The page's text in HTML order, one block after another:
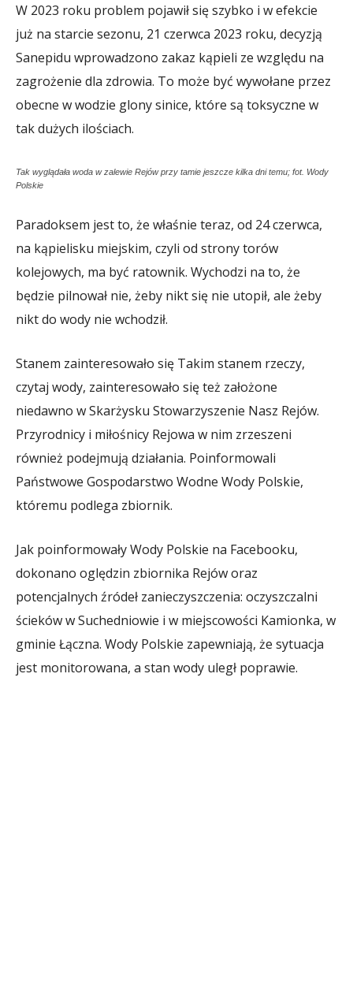
W 2023 roku problem pojawił się szybko i w efekcie
już na starcie sezonu, 21 czerwca 2023 roku, decyzją
Sanepidu wprowadzono zakaz kąpieli ze względu na
zagrożenie dla zdrowia. To może być wywołane przez
obecne w wodzie glony sinice, które są toksyczne w
tak dużych ilościach.
Tak wyglądała woda w zalewie Rejów przy tamie jeszcze kilka dni temu; fot. Wody
Polskie
Paradoksem jest to, że właśnie teraz, od 24 czerwca,
na kąpielisku miejskim, czyli od strony torów
kolejowych, ma być ratownik. Wychodzi na to, że
będzie pilnował nie, żeby nikt się nie utopił, ale żeby
nikt do wody nie wchodził.
Stanem zainteresowało się Takim stanem rzeczy,
czytaj wody, zainteresowało się też założone
niedawno w Skarżysku Stowarzyszenie Nasz Rejów.
Przyrodnicy i miłośnicy Rejowa w nim zrzeszeni
również podejmują działania. Poinformowali
Państwowe Gospodarstwo Wodne Wody Polskie,
któremu podlega zbiornik.
Jak poinformowały Wody Polskie na Facebooku,
dokonano oględzin zbiornika Rejów oraz
potencjalnych źródeł zanieczyszczenia: oczyszczalni
ścieków w Suchedniowie i w miejscowości Kamionka, w
gminie Łączna. Wody Polskie zapewniają, że sytuacja
jest monitorowana, a stan wody uległ poprawie.